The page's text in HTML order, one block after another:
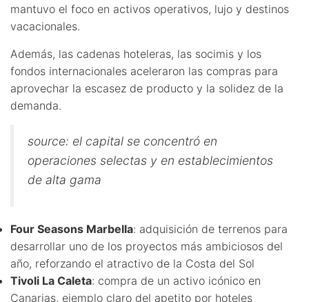
mantuvo el foco en activos operativos, lujo y destinos
vacacionales.
Además, las cadenas hoteleras, las socimis y los
fondos internacionales aceleraron las compras para
aprovechar la escasez de producto y la solidez de la
demanda.
source: el capital se concentró en
operaciones selectas y en establecimientos
de alta gama
Four Seasons Marbella: adquisición de terrenos para
desarrollar uno de los proyectos más ambiciosos del
año, reforzando el atractivo de la Costa del Sol
Tivoli La Caleta: compra de un activo icónico en
Canarias, ejemplo claro del apetito por hoteles